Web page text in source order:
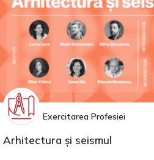
Exercitarea Profesiei
Arhitectura și seismul